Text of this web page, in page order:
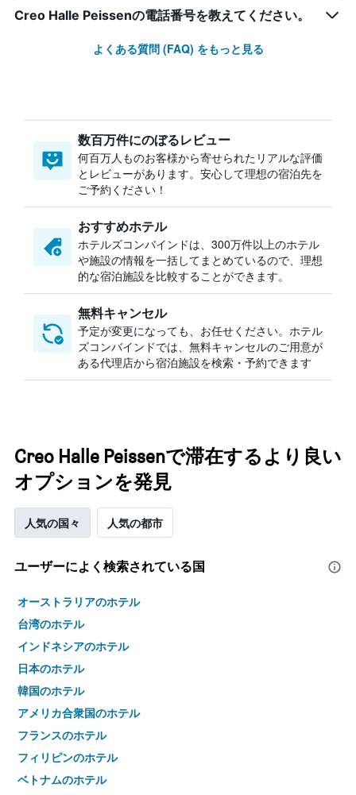
Creo Halle Peissenの電話番号を教えてください。
よくある質問 (FAQ) をもっと見る
数百万件にのぼるレビュー
何百万人ものお客様から寄せられたリアルな評価
とレビューがあります。安心して理想の宿泊先を
ご予約ください！
おすすめホテル
ホテルズコンバインドは、300万件以上のホテル
や施設の情報を一括してまとめているので、理想
的な宿泊施設を比較することができます。
無料キャンセル
予定が変更になっても、お任せください。ホテル
ズコンバインドでは、無料キャンセルのご用意が
ある代理店から宿泊施設を検索・予約できます
Creo Halle Peissenで滞在するより良い
オプションを発見
人気の国々 人気の都市
ユーザーによく検索されている国
オーストラリアのホテル
台湾のホテル
インドネシアのホテル
日本のホテル
韓国のホテル
アメリカ合衆国のホテル
フランスのホテル
フィリピンのホテル
ベトナムのホテル